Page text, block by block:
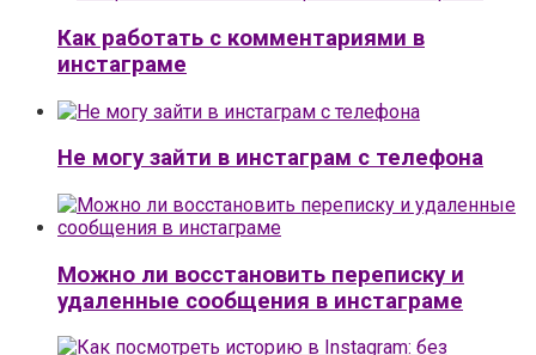
Как работать с комментариями в
инстаграме
Не могу зайти в инстаграм с телефона
Можно ли восстановить переписку и
удаленные сообщения в инстаграме